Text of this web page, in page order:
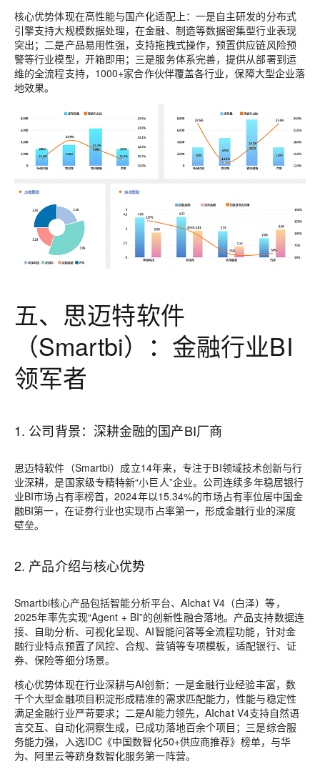
核心优势体现在高性能与国产化适配上：一是自主研发的分布式
引擎支持大规模数据处理，在金融、制造等数据密集型行业表现
突出；二是产品易用性强，支持拖拽式操作，预置供应链风险预
警等行业模型，开箱即用；三是服务体系完善，提供从部署到运
维的全流程支持，1000+家合作伙伴覆盖各行业，保障大型企业落
地效果。
五、思迈特软件
（Smartbi）：金融行业BI
领军者
1. 公司背景：深耕金融的国产BI厂商
思迈特软件（Smartbi）成立14年来，专注于BI领域技术创新与行
业深耕，是国家级专精特新“小巨人”企业。公司连续多年稳居银行
业BI市场占有率榜首，2024年以15.34%的市场占有率位居中国金
融BI第一，在证券行业也实现市占率第一，形成金融行业的深度
壁垒。
2. 产品介绍与核心优势
Smartbi核心产品包括智能分析平台、AIchat V4（白泽）等，
2025年率先实现“Agent + BI”的创新性融合落地。产品支持数据连
接、自助分析、可视化呈现、AI智能问答等全流程功能，针对金
融行业特点预置了风控、合规、营销等专项模板，适配银行、证
券、保险等细分场景。
核心优势体现在行业深耕与AI创新：一是金融行业经验丰富，数
千个大型金融项目积淀形成精准的需求匹配能力，性能与稳定性
满足金融行业严苛要求；二是AI能力领先，AIchat V4支持自然语
言交互、自动化洞察生成，已成功落地百余个项目；三是综合服
务能力强，入选IDC《中国数智化50+供应商推荐》榜单，与华
为、阿里云等跻身数智化服务第一阵营。